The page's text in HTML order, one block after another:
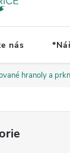
nás
hranoly a